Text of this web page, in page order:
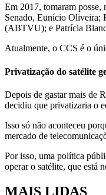
Em 2017, tomaram posse,
Senado, Eunício Oliveira;
(ABTVU); e Patrícia
Atualmente, o CCS é o
Privatização do satélite
Depois de gastar mais de
decidiu que privatizaria o
Isso só não aconteceu
mercado de
Por isso, uma política
operar o satélite, que está
MAIS LIDAS